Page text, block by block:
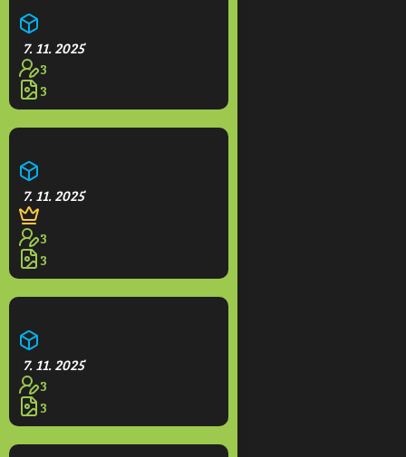
7. 11. 2025
3
3
7. 11. 2025
3
3
7. 11. 2025
3
3